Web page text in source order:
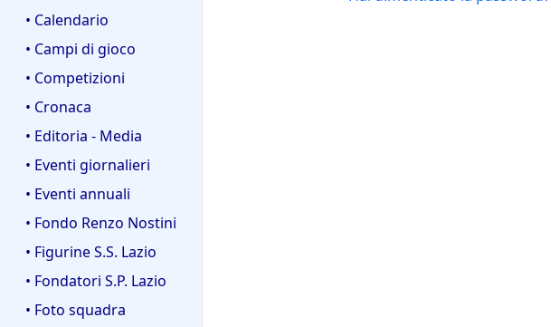
• Calendario
• Campi di gioco
• Competizioni
• Cronaca
• Editoria - Media
• Eventi giornalieri
• Eventi annuali
• Fondo Renzo Nostini
• Figurine S.S. Lazio
• Fondatori S.P. Lazio
• Foto squadra